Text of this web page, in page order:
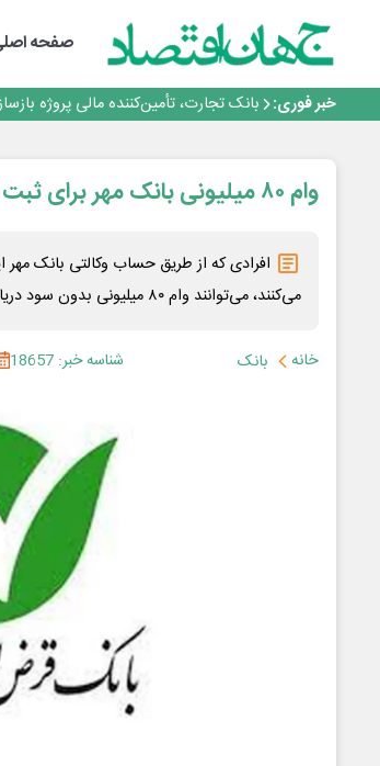
صفحه
خبر فوری:
برنده این رقابت داستان‌نویسی، انسان نبود!
برگزاری آیین نکوداشت فعالان مواکب
بانک تجارت، تأمین‌کننده مالی پروژه بازسازی فازهای ۴
جمنای دستیار اصلی گوشی‌های
برنده این رقابت داستان‌نویسی، انسان
برگزاری آیین نکوداشت فعالان مواکب
ایران، شریک راهبردی اتحادیه اقتصادی
وام ۸۰ میلیونی بانک مهر برای ثبت نام ایران خودرو
افرادی که از طریق حساب وکالتی بانک
می‌کنند، می‌توانند وام ۸۰ میلیونی بدون سود دریافت کنند.
خانه بانک شناسه خبر: 18657